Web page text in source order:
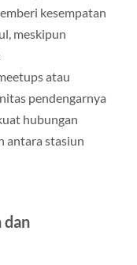
kesempatan
meskipun
atau
pendengarnya
hubungan
antara stasiun
dan